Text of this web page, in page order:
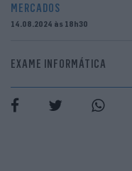
MERCADOS
14.08.2024 às 18h30
EXAME INFORMÁTICA